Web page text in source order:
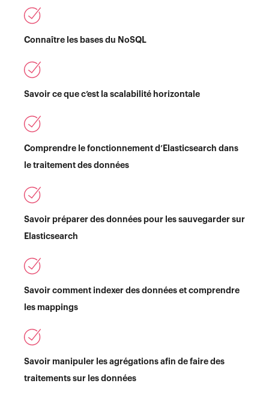
Connaître les bases du NoSQL
Savoir ce que c’est la scalabilité horizontale
Comprendre le fonctionnement d’Elasticsearch dans
le traitement des données
Savoir préparer des données pour les sauvegarder sur
Elasticsearch
Savoir comment indexer des données et comprendre
les mappings
Savoir manipuler les agrégations afin de faire des
traitements sur les données